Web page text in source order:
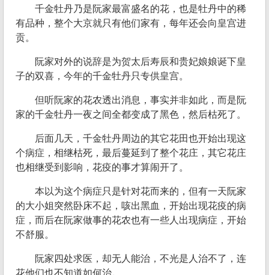
千金牡丹乃是阮家最富盛名的花，也是牡丹中的稀
有品种，整个大京就只有他们家有，每年还会向皇宫进
贡。
阮家对外的说辞是为贺太后寿辰和贵妃娘娘诞下皇
子的双喜，今年的千金牡丹只专供皇宫。
但听阮家的花农透出消息，事实并非如此，而是阮
家的千金牡丹一夜之间全都变成了黑色，然后枯死了。
后面几天，千金牡丹周边的其它花田也开始出现这
个病症，相继枯死，最后蔓延到了整个花庄，其它花庄
也相继受到影响，花疫的事才算闹开了。
本以为这个病症只是针对花而来的，但有一天阮家
的大小姐突然卧床不起，咳出黑血，开始出现花疫的病
症，而后在阮家做事的花农也有一些人出现病症，开始
不舒服。
阮家四处求医，却无人能治，不光是人治不了，连